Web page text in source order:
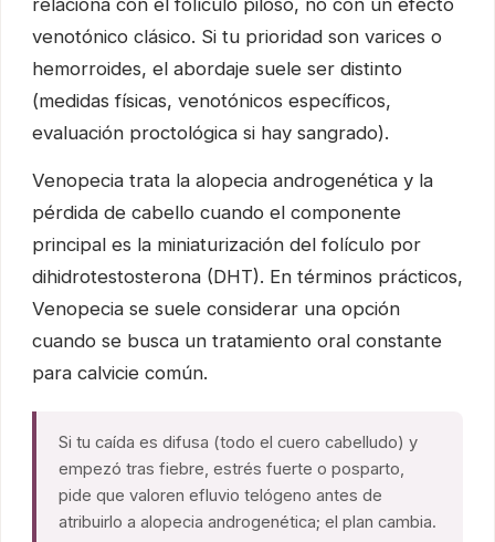
relaciona con el folículo piloso, no con un efecto
venotónico clásico. Si tu prioridad son varices o
hemorroides, el abordaje suele ser distinto
(medidas físicas, venotónicos específicos,
evaluación proctológica si hay sangrado).
Venopecia trata la alopecia androgenética y la
pérdida de cabello cuando el componente
principal es la miniaturización del folículo por
dihidrotestosterona (DHT). En términos prácticos,
Venopecia se suele considerar una opción
cuando se busca un tratamiento oral constante
para calvicie común.
Si tu caída es difusa (todo el cuero cabelludo) y
empezó tras fiebre, estrés fuerte o posparto,
pide que valoren efluvio telógeno antes de
atribuirlo a alopecia androgenética; el plan cambia.